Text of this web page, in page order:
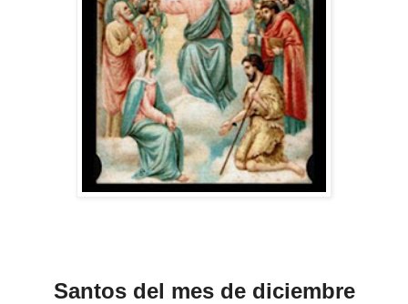
Santos del mes de diciembre